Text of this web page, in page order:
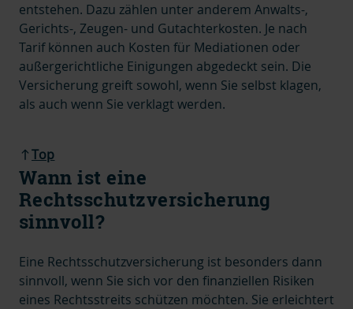
entstehen. Dazu zählen unter anderem Anwalts-,
Gerichts-, Zeugen- und Gutachterkosten. Je nach
Tarif können auch Kosten für Mediationen oder
außergerichtliche Einigungen abgedeckt sein. Die
Versicherung greift sowohl, wenn Sie selbst klagen,
als auch wenn Sie verklagt werden.
Top
Wann ist eine
Rechtsschutzversicherung
sinnvoll?
Eine Rechtsschutzversicherung ist besonders dann
sinnvoll, wenn Sie sich vor den finanziellen Risiken
eines Rechtsstreits schützen möchten. Sie erleichtert